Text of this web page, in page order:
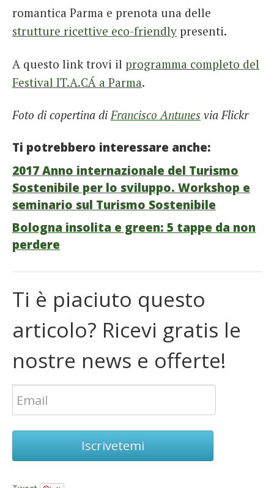
romantica Parma e prenota una delle
strutture ricettive eco-friendly presenti.
A questo link trovi il programma completo del
Festival IT.A.CÁ a Parma.
Foto di copertina diFrancisco Antunes via Flickr
Ti potrebbero interessare anche:
2017 Anno internazionale del Turismo
Sostenibile per lo sviluppo. Workshop e
seminario sul Turismo Sostenibile
Bologna insolita e green: 5 tappe da non
perdere
Ti è piaciuto questo
articolo? Ricevi gratis le
nostre news e offerte!
Iscrivetemi